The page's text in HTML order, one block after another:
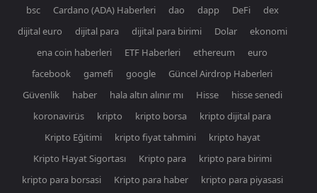
bsc
Cardano (ADA) Haberleri dao dapp DeFi
dex
dijital euro
dijital para dijital para birimi Dolar
ekonomi
ena coin haberleri
ETF Haberleri ethereum
euro
facebook
gamefi google
Güncel Airdrop Haberleri
Güvenlik
haber hala altın alınır mı Hisse
hisse senedi
koronavirüs
kripto kripto borsa
kripto dijital para
Kripto Eğitimi
kripto fiyat tahmini
kripto hayat
Kripto Hayat Sigortası
Kripto para
kripto para birimi
kripto para borsasi
Kripto para haber
kripto para piyasasi